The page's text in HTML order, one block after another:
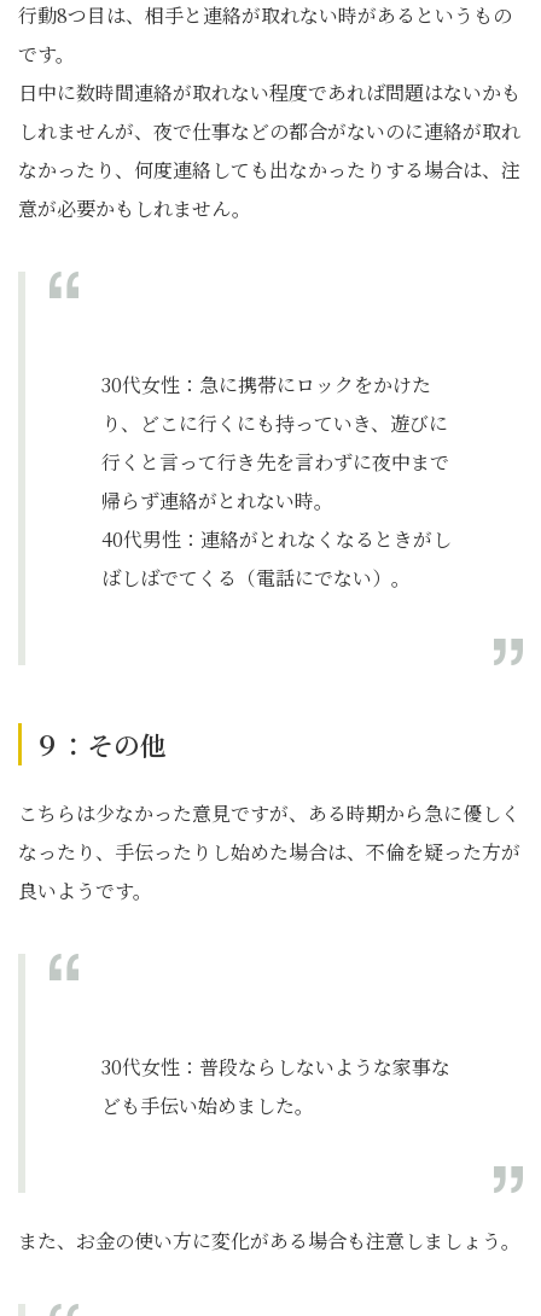
行動8つ目は、相手と連絡が取れない時があるというもの
です。
日中に数時間連絡が取れない程度であれば問題はないかも
しれませんが、夜で仕事などの都合がないのに連絡が取れ
なかったり、何度連絡しても出なかったりする場合は、注
意が必要かもしれません。
30代女性：急に携帯にロックをかけた
り、どこに行くにも持っていき、遊びに
行くと言って行き先を言わずに夜中まで
帰らず連絡がとれない時。
40代男性：連絡がとれなくなるときがし
ばしばでてくる（電話にでない）。
９：その他
こちらは少なかった意見ですが、ある時期から急に優しく
なったり、手伝ったりし始めた場合は、不倫を疑った方が
良いようです。
30代女性：普段ならしないような家事な
ども手伝い始めました。
また、お金の使い方に変化がある場合も注意しましょう。